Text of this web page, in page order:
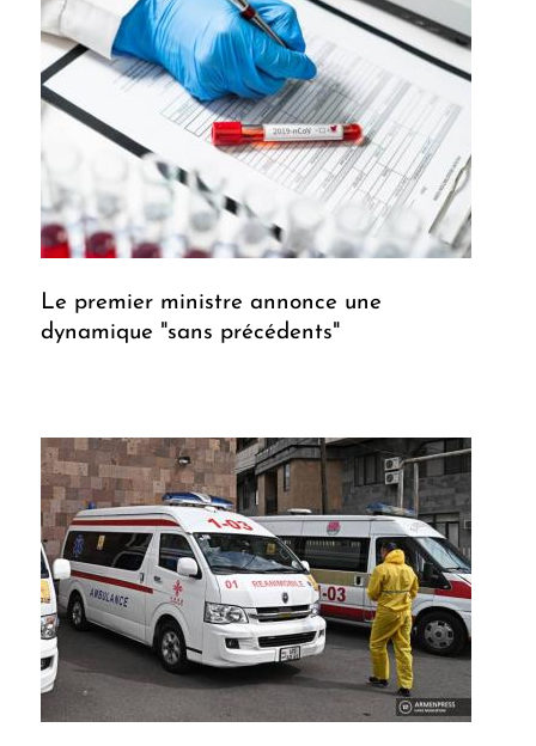
Le premier ministre annonce une
dynamique "sans précédents"